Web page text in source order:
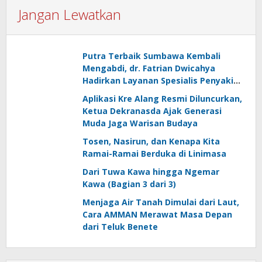
Jangan Lewatkan
Putra Terbaik Sumbawa Kembali
Mengabdi, dr. Fatrian Dwicahya
Hadirkan Layanan Spesialis Penyakit
Dalam
Aplikasi Kre Alang Resmi Diluncurkan,
Ketua Dekranasda Ajak Generasi
Muda Jaga Warisan Budaya
Tosen, Nasirun, dan Kenapa Kita
Ramai-Ramai Berduka di Linimasa
Dari Tuwa Kawa hingga Ngemar
Kawa (Bagian 3 dari 3)
Menjaga Air Tanah Dimulai dari Laut,
Cara AMMAN Merawat Masa Depan
dari Teluk Benete